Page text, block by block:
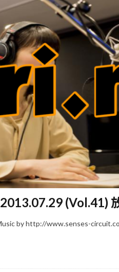
(Vol.41)
by http://www.senses-